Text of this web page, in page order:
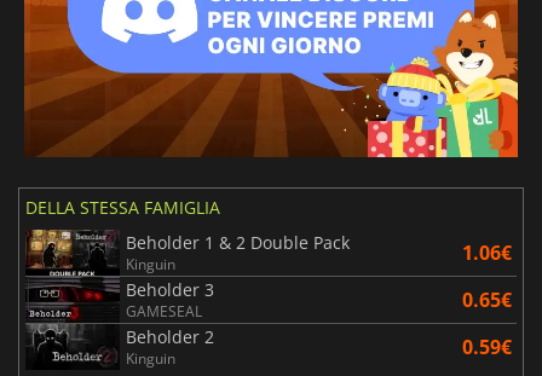
DELLA STESSA FAMIGLIA
Beholder 1 & 2 Double Pack
Kinguin 1.06€
Beholder 3
GAMESEAL 0.65€
Beholder 2
Kinguin 0.59€